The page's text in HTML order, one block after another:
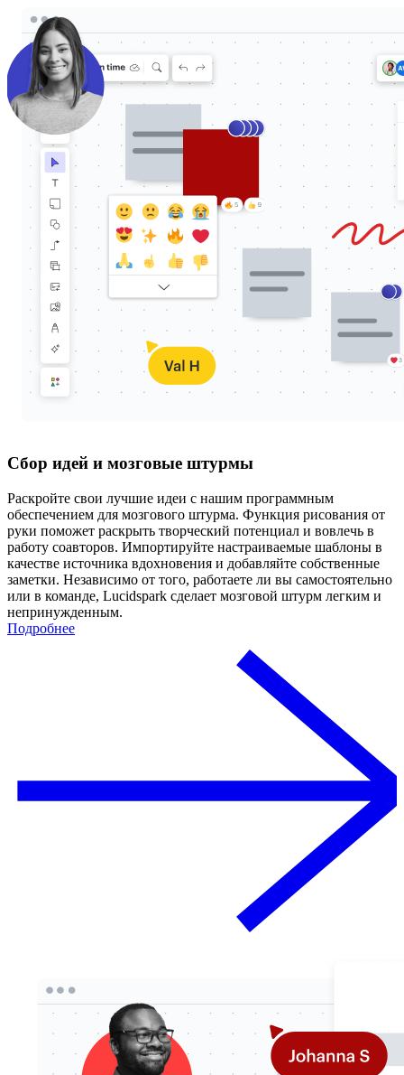
Сбор идей и мозговые штурмы
Раскройте свои лучшие идеи с нашим программным
обеспечением для мозгового штурма. Функция рисования от
руки поможет раскрыть творческий потенциал и вовлечь в
работу соавторов. Импортируйте настраиваемые шаблоны в
качестве источника вдохновения и добавляйте собственные
заметки. Независимо от того, работаете ли вы самостоятельно
или в команде, Lucidspark сделает мозговой штурм легким и
непринужденным.
Подробнее